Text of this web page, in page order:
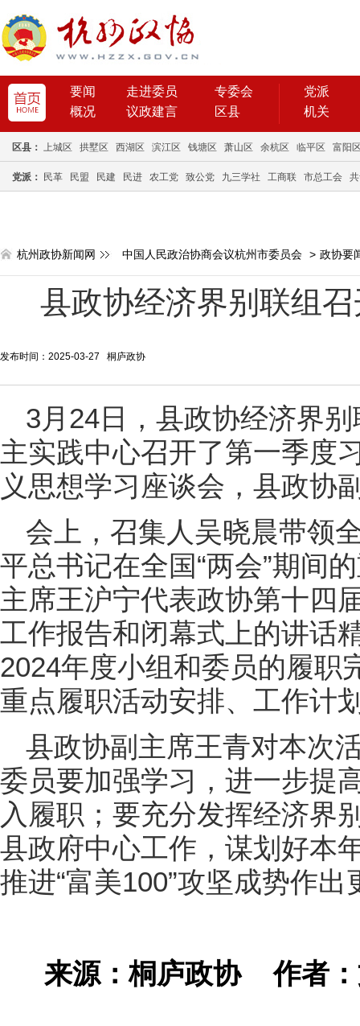
要闻 走进委员
专委会
概况
议政建言 区县
党派
机关
区县： 上城区 拱墅区 西湖区 滨江区 钱塘区 萧山区 余杭区 临平区 富阳
党派： 民革 民盟 民建 民进 农工党 致公党 九三学社 工商联 市总工会
杭州政协新闻网 中国人民政治协商会议杭州市委员会 > 政协要
县政协经济界别联组
发布时间：2025-03-27 桐庐政协
3月24日，县政协经济界
主实践中心召开了第一季度
义思想学习座谈会，县政协
会上，召集人吴晓晨带领
平总书记在全国“两会”期间
主席王沪宁代表政协第十四
工作报告和闭幕式上的讲话
2024年度小组和委员的履职
重点履职活动安排、工作计
县政协副主席王青对本次
委员要加强学习，进一步提
入履职；要充分发挥经济界
县政府中心工作，谋划好本
推进“富美100”攻坚成势作出
来源：桐庐政协作者